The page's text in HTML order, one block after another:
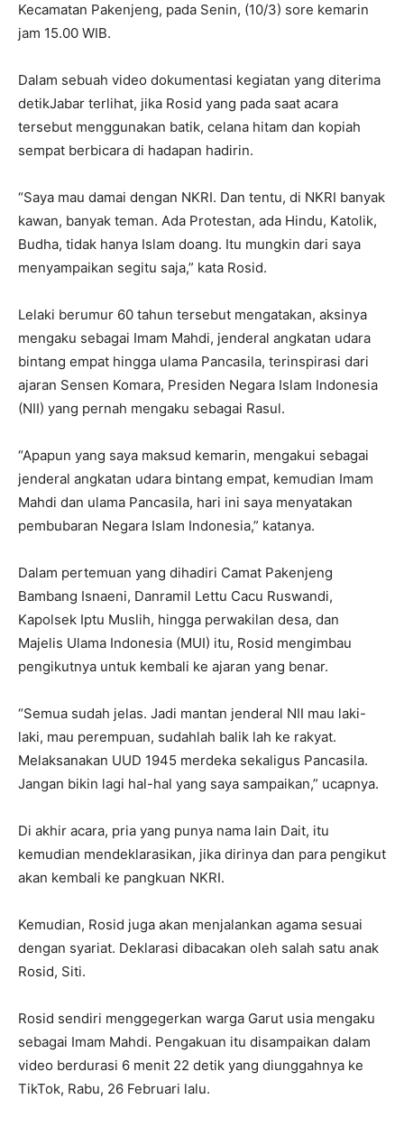
Kecamatan Pakenjeng, pada Senin, (10/3) sore kemarin
jam 15.00 WIB.
Dalam sebuah video dokumentasi kegiatan yang diterima
detikJabar terlihat, jika Rosid yang pada saat acara
tersebut menggunakan batik, celana hitam dan kopiah
sempat berbicara di hadapan hadirin.
“Saya mau damai dengan NKRI. Dan tentu, di NKRI banyak
kawan, banyak teman. Ada Protestan, ada Hindu, Katolik,
Budha, tidak hanya Islam doang. Itu mungkin dari saya
menyampaikan segitu saja,” kata Rosid.
Lelaki berumur 60 tahun tersebut mengatakan, aksinya
mengaku sebagai Imam Mahdi, jenderal angkatan udara
bintang empat hingga ulama Pancasila, terinspirasi dari
ajaran Sensen Komara, Presiden Negara Islam Indonesia
(NII) yang pernah mengaku sebagai Rasul.
“Apapun yang saya maksud kemarin, mengakui sebagai
jenderal angkatan udara bintang empat, kemudian Imam
Mahdi dan ulama Pancasila, hari ini saya menyatakan
pembubaran Negara Islam Indonesia,” katanya.
Dalam pertemuan yang dihadiri Camat Pakenjeng
Bambang Isnaeni, Danramil Lettu Cacu Ruswandi,
Kapolsek Iptu Muslih, hingga perwakilan desa, dan
Majelis Ulama Indonesia (MUI) itu, Rosid mengimbau
pengikutnya untuk kembali ke ajaran yang benar.
“Semua sudah jelas. Jadi mantan jenderal NII mau laki-
laki, mau perempuan, sudahlah balik lah ke rakyat.
Melaksanakan UUD 1945 merdeka sekaligus Pancasila.
Jangan bikin lagi hal-hal yang saya sampaikan,” ucapnya.
Di akhir acara, pria yang punya nama lain Dait, itu
kemudian mendeklarasikan, jika dirinya dan para pengikut
akan kembali ke pangkuan NKRI.
Kemudian, Rosid juga akan menjalankan agama sesuai
dengan syariat. Deklarasi dibacakan oleh salah satu anak
Rosid, Siti.
Rosid sendiri menggegerkan warga Garut usia mengaku
sebagai Imam Mahdi. Pengakuan itu disampaikan dalam
video berdurasi 6 menit 22 detik yang diunggahnya ke
TikTok, Rabu, 26 Februari lalu.